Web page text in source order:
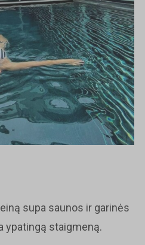
supa saunos ir garinės
ypatingą staigmeną.